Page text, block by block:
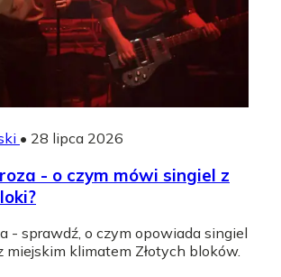
• 28 lipca 2026
- o czym mówi singiel z
- sprawdź, o czym opowiada singiel
miejskim klimatem Złotych bloków.